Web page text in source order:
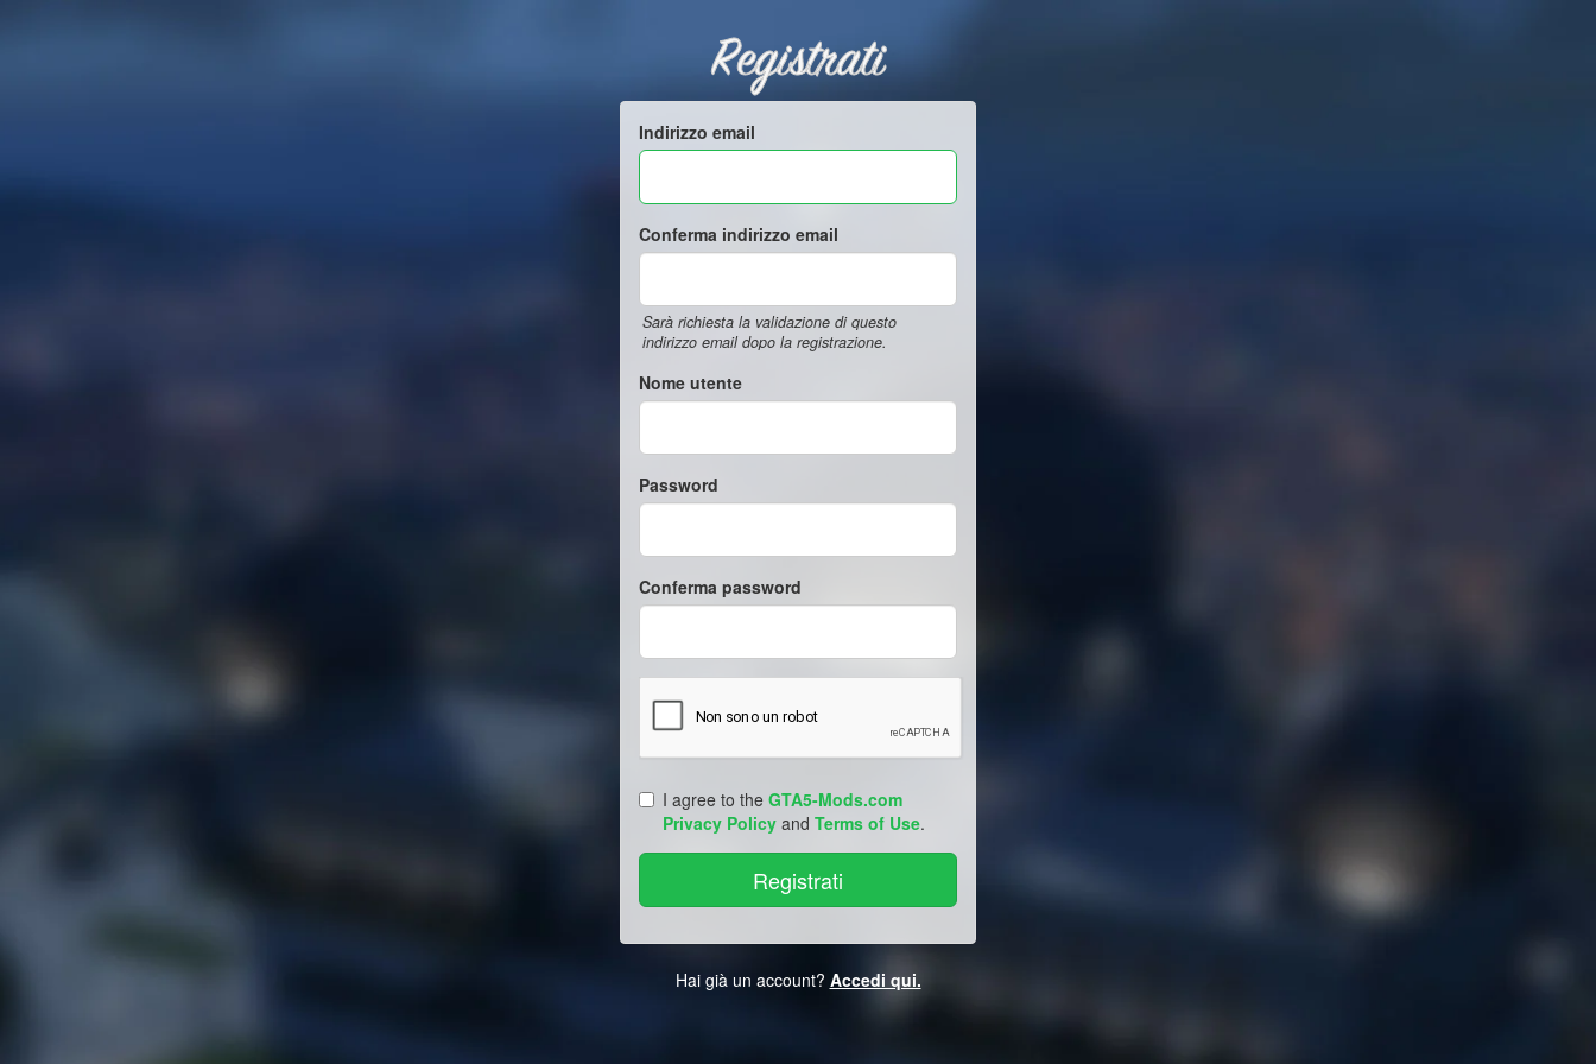
Registrati
Indirizzo email
Conferma indirizzo email
Sarà richiesta la validazione di questo
indirizzo email dopo la registrazione.
Nome utente
Password
Conferma password
I agree to the GTA5-Mods.com
Privacy Policy and Terms of Use.
Hai già un account? Accedi qui.